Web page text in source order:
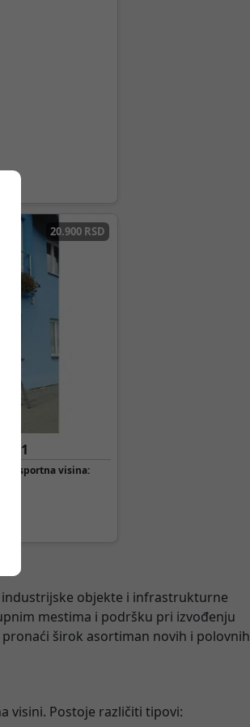
20.900 RSD
Transportna visina:
objekte i infrastrukturne
mestima i podršku pri izvođenju
širok asortiman novih i polovnih
visini. Postoje različiti tipovi: